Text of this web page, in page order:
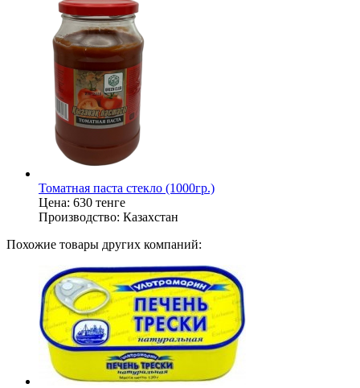
Томатная паста стекло (1000гр.)
Цена: 630 тенге
Производство: Казахстан
Похожие товары других компаний: